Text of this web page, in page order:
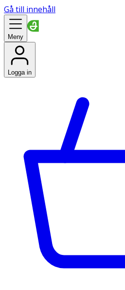
Gå till innehåll
Meny
Logga in